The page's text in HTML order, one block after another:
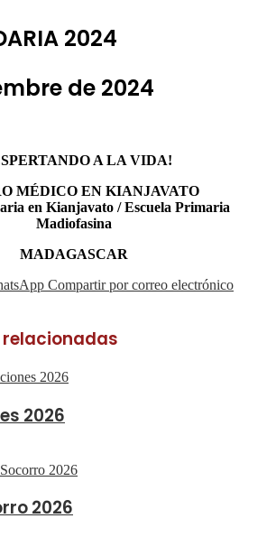
2024
de 2024
A LA VIDA!
MÉDICO EN KIANJAVATO
en Kianjavato / Escuela Primaria
Madiofasina
MADAGASCAR
Compartir por correo electrónico
2026
2026